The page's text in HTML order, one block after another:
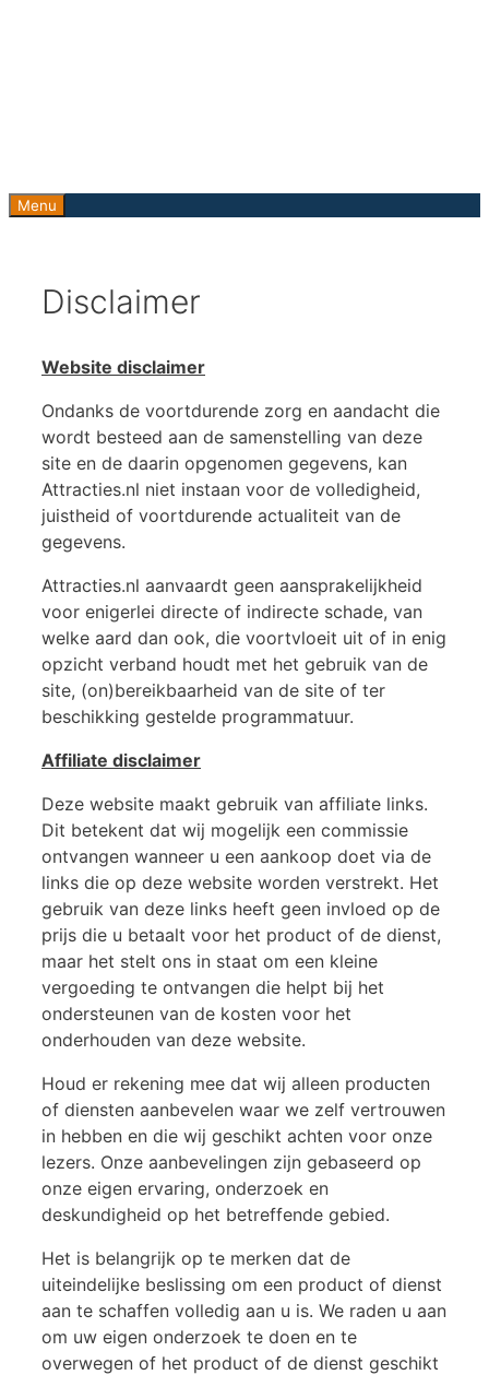
Menu
Disclaimer
Website disclaimer
Ondanks de voortdurende zorg en aandacht die
wordt besteed aan de samenstelling van deze
site en de daarin opgenomen gegevens, kan
Attracties.nl niet instaan voor de volledigheid,
juistheid of voortdurende actualiteit van de
gegevens.
Attracties.nl aanvaardt geen aansprakelijkheid
voor enigerlei directe of indirecte schade, van
welke aard dan ook, die voortvloeit uit of in enig
opzicht verband houdt met het gebruik van de
site, (on)bereikbaarheid van de site of ter
beschikking gestelde programmatuur.
Affiliate disclaimer
Deze website maakt gebruik van affiliate links.
Dit betekent dat wij mogelijk een commissie
ontvangen wanneer u een aankoop doet via de
links die op deze website worden verstrekt. Het
gebruik van deze links heeft geen invloed op de
prijs die u betaalt voor het product of de dienst,
maar het stelt ons in staat om een kleine
vergoeding te ontvangen die helpt bij het
ondersteunen van de kosten voor het
onderhouden van deze website.
Houd er rekening mee dat wij alleen producten
of diensten aanbevelen waar we zelf vertrouwen
in hebben en die wij geschikt achten voor onze
lezers. Onze aanbevelingen zijn gebaseerd op
onze eigen ervaring, onderzoek en
deskundigheid op het betreffende gebied.
Het is belangrijk op te merken dat de
uiteindelijke beslissing om een product of dienst
aan te schaffen volledig aan u is. We raden u aan
om uw eigen onderzoek te doen en te
overwegen of het product of de dienst geschikt